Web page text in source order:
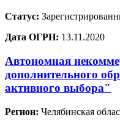
Статус:
Дата ОГРН: 13.11.2020
Автономная
дополнительного
активного выбора"
Регион: Челябинская